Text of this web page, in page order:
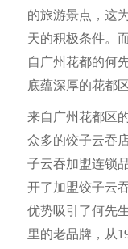
的旅游景点，这
天的积极条件。
自广州花都的何
底蕴深厚的花都区
来自广州花都区
众多的饺子云吞
子云吞加盟连锁
开了加盟饺子云
优势吸引了何先
里的老品牌，从